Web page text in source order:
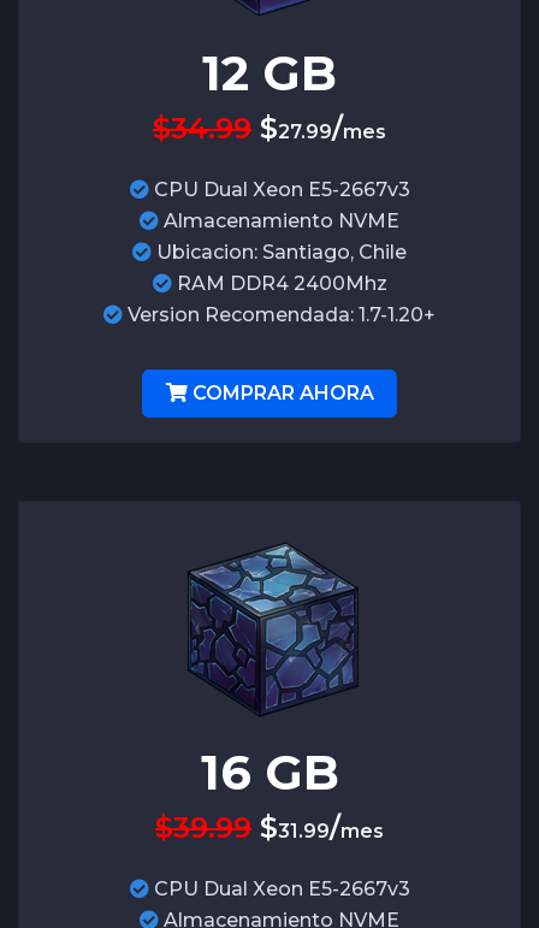
12 GB
$34.99 $27.99/mes
CPU Dual Xeon E5-2667v3
Almacenamiento NVME
Ubicacion: Santiago, Chile
RAM DDR4 2400Mhz
Version Recomendada: 1.7-1.20+
COMPRAR AHORA
16 GB
$39.99 $31.99/mes
CPU Dual Xeon E5-2667v3
Almacenamiento NVME